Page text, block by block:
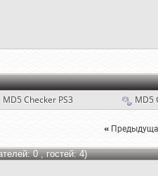
MD5 Checker PS3 MD5
«
0 , гостей: 4)